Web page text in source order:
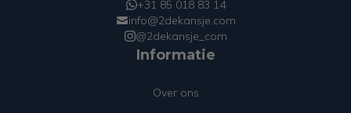
+31 85 018 83 14
info@2dekansje.com
@2dekansje_com
Informatie
Over ons